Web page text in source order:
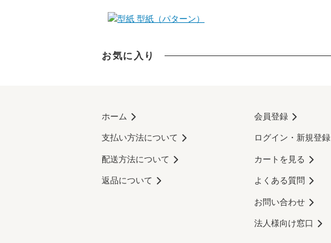
型紙（パターン）
お気に入り
ホーム
支払い方法について
配送方法について
返品について
会員登録
ログイン・新規登録
カートを見る
よくある質問
お問い合わせ
法人様向け窓口